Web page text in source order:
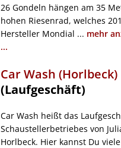
26 Gondeln hängen am 35
hohen Riesenrad, welches
Hersteller Mondial ... mehr
...
Car Wash (Horlbeck)
(Laufgeschäft)
Car Wash heißt das
Schaustellerbetriebes von
Horlbeck. Hier kannst Du viele